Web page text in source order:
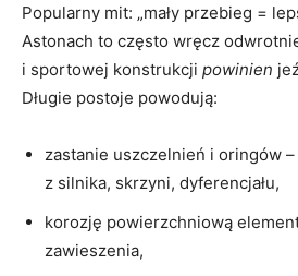
Popularny mit: „mały przebieg =
Astonach to często wręcz
i sportowej konstrukcji powinien
Długie postoje powodują:
zastanie uszczelnień i oringów
z silnika, skrzyni, dyferencjału,
korozję powierzchniową
zawieszenia,